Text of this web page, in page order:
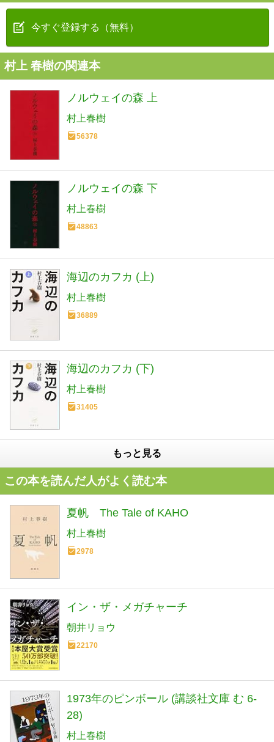
今すぐ登録する（無料）
村上 春樹の関連本
ノルウェイの森 上
村上春樹
56378
ノルウェイの森 下
村上春樹
48863
海辺のカフカ (上)
村上春樹
36889
海辺のカフカ (下)
村上春樹
31405
もっと見る
この本を読んだ人がよく読む本
夏帆 The Tale of KAHO
村上春樹
2978
イン・ザ・メガチャーチ
朝井リョウ
22170
1973年のピンボール (講談社文庫 む 6-
28)
村上春樹